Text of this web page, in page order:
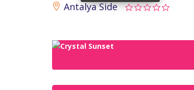
Antalya Side